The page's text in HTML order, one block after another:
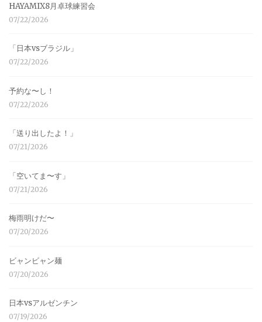
HAYAMIX8月卓球練習会
07/22/2026
「日本vsブラジル」
07/22/2026
予約な〜し！
07/22/2026
「送り出したよ！」
07/21/2026
「空いてま〜す」
07/21/2026
梅雨明けだ〜
07/20/2026
ビャンビャン麺
07/20/2026
日本vsアルゼンチン
07/19/2026